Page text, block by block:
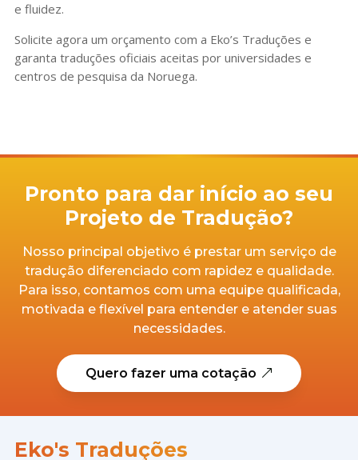
e fluidez.
Solicite agora um orçamento com a Eko’s Traduções e
garanta traduções oficiais aceitas por universidades e
centros de pesquisa da Noruega.
Pronto para dar início ao seu
Projeto de Tradução?
Nosso principal objetivo é prestar um serviço de
tradução diferenciado com rapidez e qualidade.
Para isso, contamos com uma equipe qualificada,
motivada e flexível para entender e atender suas
necessidades.
Quero fazer uma cotação
Eko's Traduções